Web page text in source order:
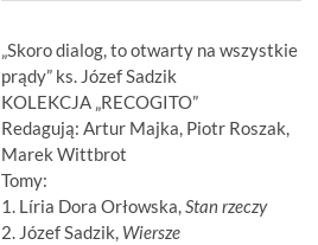
„Skoro dialog, to otwarty na wszystkie
prądy” ks. Józef Sadzik
KOLEKCJA „RECOGITO”
Redagują: Artur Majka, Piotr Roszak,
Marek Wittbrot
Tomy:
1. Líria Dora Orłowska,Stan rzeczy
2. Józef Sadzik, Wiersze